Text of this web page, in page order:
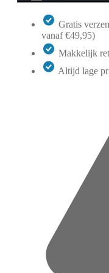
Gratis
vanaf €49,95)
Makkelijk
Altijd lage